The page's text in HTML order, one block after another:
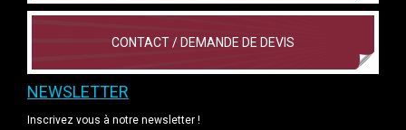
CONTACT / DEMANDE DE DEVIS
NEWSLETTER
Inscrivez vous à notre newsletter !